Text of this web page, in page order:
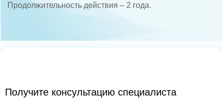
Продолжительность действия – 2 года.
Получите консультацию специалиста